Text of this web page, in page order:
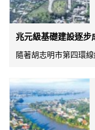
兆元級基礎建設逐步
隨著胡志明市第四環